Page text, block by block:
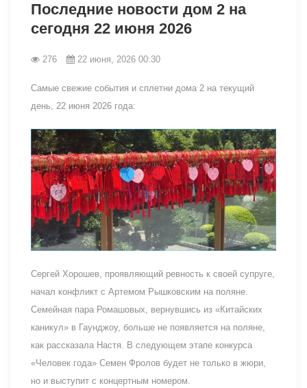
Последние новости дом 2 на
сегодня 22 июня 2026
276 22 июня, 2026 00:30
Самые свежие события и сплетни дома 2 на текущий
день, 22 июня 2026 года:
Сергей Хорошев, проявляющий ревность к своей супруге,
начал конфликт с Артемом Рышковским на поляне.
Семейная пара Ромашовых, вернувшись из «Китайских
каникул» в Гаунджоу, больше не появляется на поляне,
как рассказала Настя. В следующем этапе конкурса
«Человек года» Семен Фролов будет не только в жюри,
но и выступит с концертным номером.